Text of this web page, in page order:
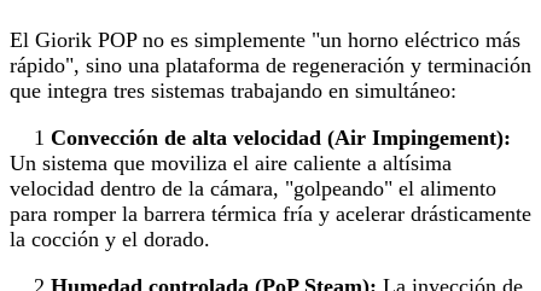
El Giorik POP no es simplemente "un horno eléctrico más
rápido", sino una plataforma de regeneración y terminación
que integra tres sistemas trabajando en simultáneo:
1 Convección de alta velocidad (Air Impingement):
Un sistema que moviliza el aire caliente a altísima
velocidad dentro de la cámara, "golpeando" el alimento
para romper la barrera térmica fría y acelerar drásticamente
la cocción y el dorado.